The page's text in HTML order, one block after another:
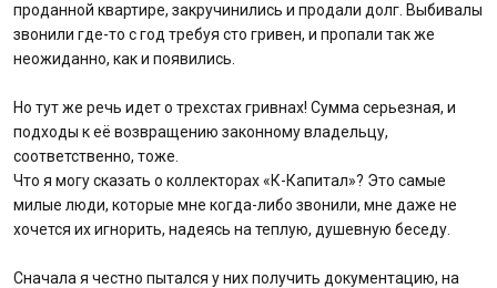
проданной квартире, закручинились и продали долг. Выбивалы
звонили где-то с год требуя сто гривен, и пропали так же
неожиданно, как и появились.
Но тут же речь идет о трехстах гривнах! Сумма серьезная, и
подходы к её возвращению законному владельцу,
соответственно, тоже.
Что я могу сказать о коллекторах «К-Капитал»? Это самые
милые люди, которые мне когда-либо звонили, мне даже не
хочется их игнорить, надеясь на теплую, душевную беседу.
Сначала я честно пытался у них получить документацию, на